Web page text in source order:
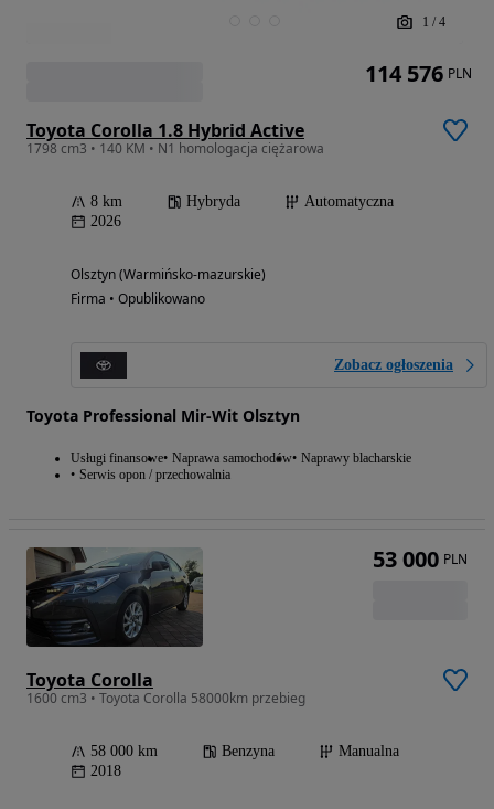
1 / 4
Toyota Corolla 1.8 Hybrid Active
1798 cm3 • 140 KM • N1 homologacja ciężarowa
8 km Hybryda
Automatyczna
2026
Olsztyn (Warmińsko-mazurskie)
Firma • Opublikowano
Zobacz ogłoszenia
Toyota Professional Mir-Wit Olsztyn
Usługi finansowe Naprawa samochodów Naprawy blacharskie
Serwis opon / przechowalnia
114 576 PLN
Toyota Corolla
1600 cm3 • Toyota Corolla 58000km przebieg
58 000 km Benzyna
Manualna
2018
53 000 PLN